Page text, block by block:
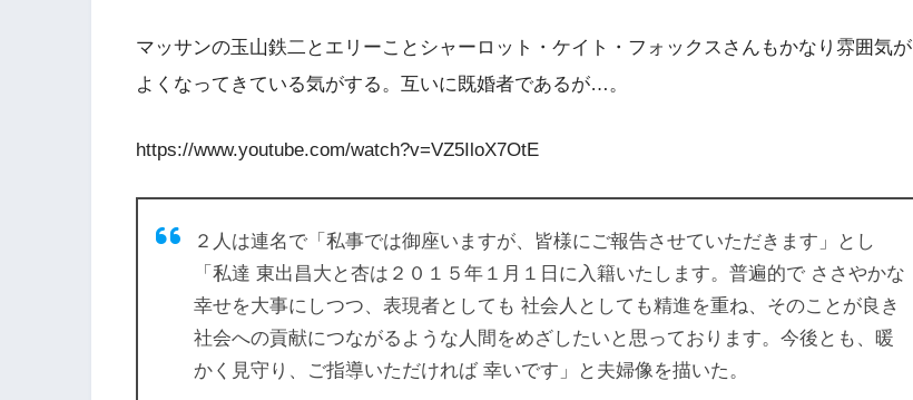
マッサンの玉山鉄二とエリーことシャーロット・ケイト・フォックスさんもかなり雰囲気が
よくなってきている気がする。互いに既婚者であるが…。
https://www.youtube.com/watch?v=VZ5IloX7OtE
２人は連名で「私事では御座いますが、皆様にご報告させていただきます」とし
「私達 東出昌大と杏は２０１５年１月１日に入籍いたします。普遍的で ささやかな
幸せを大事にしつつ、表現者としても 社会人としても精進を重ね、そのことが良き
社会への貢献につながるような人間をめざしたいと思っております。今後とも、暖
かく見守り、ご指導いただければ 幸いです」と夫婦像を描いた。